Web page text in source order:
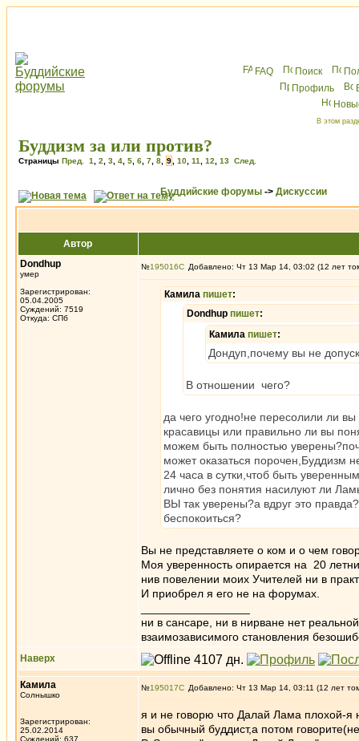
FAQ Поиск
Профиль
В этом
Буддизм за или против?
Страницы Пред. 1 2 3 4 5 6 7 8 9 10 11 12 13 След.
Буддийские форумы -> Дискуссии
Автор
Dondhup
умер
Зарегистрирован:
05.04.2005
Суждений: 7519
Откуда: СПб
№195016 Добавлено: Чт 13 Мар 14, 03:02 (12 лет
Камила пишет:
Dondhup пишет:
Камила пишет:
Дондуп,почему вы не
В отношении чего?
да чего угодно!не пересолили ли
красавицы или правильно ли вы
можем быть полностью
может оказаться порочен,Буддизм
24 часа в сутки,чтоб быть
лично без понятия насилуют ли
ВЫ так уверены?а вдруг это
беспокоиться?
Вы не представляете о ком и о чем
Моя уверенность опирается на 20
нив повелении моих Учителей ни в
И приобрел я его не на форумах.
ни в сансаре, ни в нирване нет
взаимозависимого становления
Наверх
Камила
Солнышко
Зарегистрирован:
25.02.2014
Суждений: 637
№195017 Добавлено: Чт 13 Мар 14, 03:11 (12 лет
я и не говорю что Далай Лама плохой-я
вы обычный буддист,а потом